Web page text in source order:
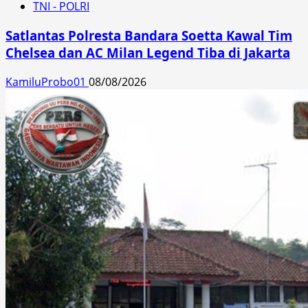
TNI - POLRI
Satlantas Polresta Bandara Soetta Kawal Tim
Chelsea dan AC Milan Legend Tiba di Jakarta
KamiluProbo01 08/08/2026